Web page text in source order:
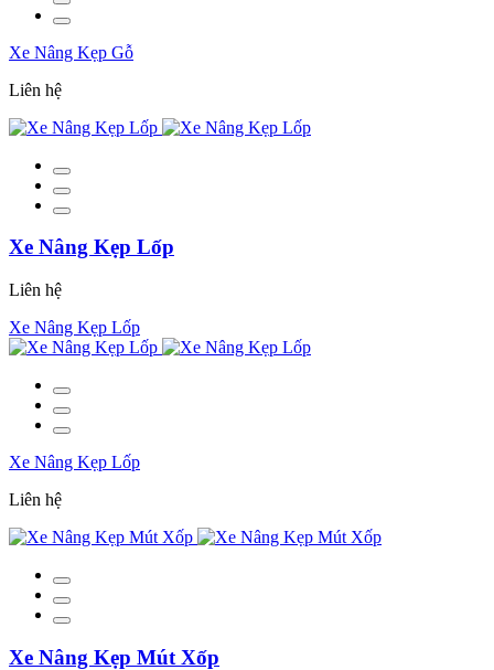
Xe Nâng Kẹp Gỗ
Liên hệ
Xe Nâng Kẹp Lốp
Liên hệ
Xe Nâng Kẹp Lốp
Xe Nâng Kẹp Lốp
Liên hệ
Xe Nâng Kẹp Mút Xốp